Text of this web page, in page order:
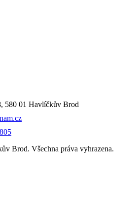
580 01 Havlíčkův Brod
Brod. Všechna práva vyhrazena.